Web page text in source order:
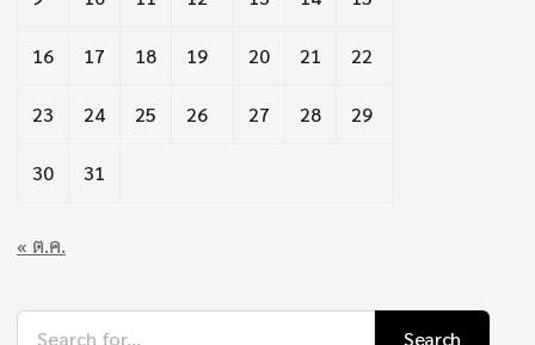
16 17 18 19 20 21 22
23 24 25 26 27 28 29
30 31
« ต.ค.
Search